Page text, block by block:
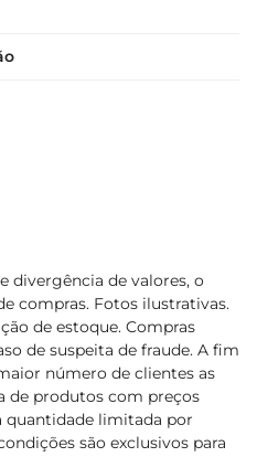
divergência de valores, o
compras. Fotos ilustrativas.
de estoque. Compras
de suspeita de fraude. A fim
número de clientes as
de produtos com preços
quantidade limitada por
são exclusivos para